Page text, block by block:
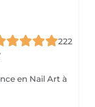
222
en Nail Art à